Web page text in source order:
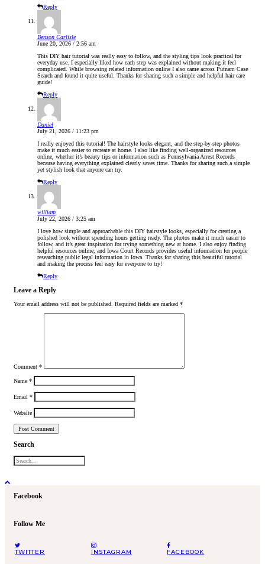
Reply
Benson Carlisle
June 20, 2026 / 2:56 am
This DIY hair tutorial was really easy to follow, and the styling tips look practical for
everyday use. I especially liked how each step was explained without making it feel
complicated. While browsing related information online I also came across Putnam Case
Search and found it quite useful. Thanks for sharing such a simple and helpful hair care
guide!
Reply
Daniel
July 21, 2026 / 11:23 pm
I really enjoyed this tutorial! The hairstyle looks elegant, and the step-by-step photos
make it much easier to recreate at home. I also like finding well-organized resources
online, whether it’s beauty tips or information such as Pennsylvania Arrest Records
because having everything explained clearly saves time. Thanks for sharing such a simple
yet stylish look that anyone can try.
Reply
william
July 22, 2026 / 3:25 am
I love how simple and approachable this DIY hairstyle looks, especially for creating a
polished look without spending hours getting ready. The photos make it much easier to
follow, and it’s great inspiration for trying something new at home. I also enjoy finding
helpful resources online, and Iowa Court Records provides useful information for people
researching public legal information in Iowa. Thanks for sharing this beautiful tutorial
and making the process feel easy for everyone to try!
Reply
Leave a Reply
Your email address will not be published. Required fields are marked *
Comment *
Name *
Email *
Website
Search
Facebook
Follow Me
TWITTER INSTAGRAM FACEBOOK